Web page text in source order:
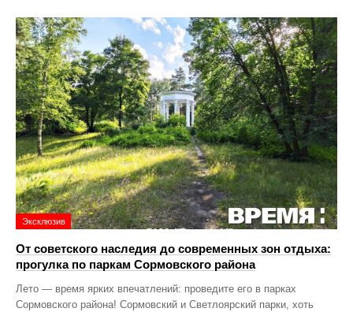
Эксклюзив
От советского наследия до современных зон отдыха:
прогулка по паркам Сормовского района
Лето — время ярких впечатлений: проведите его в парках
Сормовского района! Сормовский и Светлоярский парки, хоть